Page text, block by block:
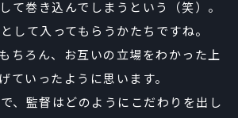
て巻き込んでしまうという（笑）。
として入ってもらうかたちですね。
ちろん、お互いの立場をわかった上
ていったように思います。
で、監督はどのようにこだわりを出し